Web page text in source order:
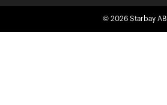
© 2026 Starbay AB